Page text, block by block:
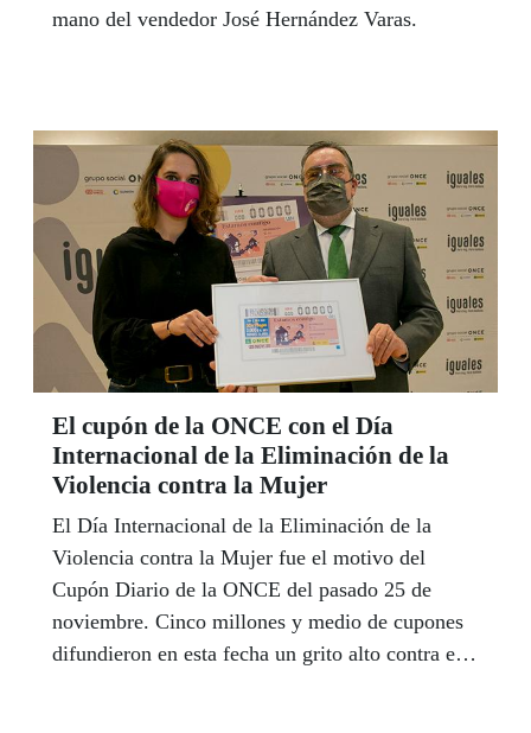
mano del vendedor José Hernández Varas.
El cupón de la ONCE con el Día
Internacional de la Eliminación de la
Violencia contra la Mujer
El Día Internacional de la Eliminación de la
Violencia contra la Mujer fue el motivo del
Cupón Diario de la ONCE del pasado 25 de
noviembre. Cinco millones y medio de cupones
difundieron en esta fecha un grito alto contra esta